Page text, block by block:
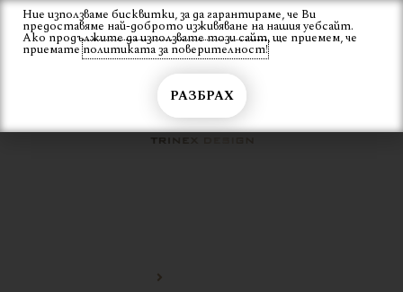
Skip
content
Вход
Ние използваме бисквитки, за да гарантираме, че Ви
предоставяме най-доброто изживяване на нашия уебсайт.
Ако продължите да използвате този сайт, ще приемем, че
приематеполитиката за поверителност!
РАЗБРАХ